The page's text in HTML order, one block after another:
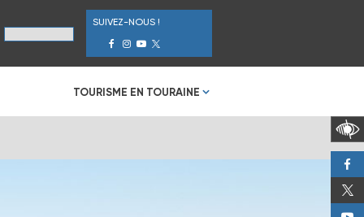
SUIVEZ-NOUS !
TOURISME EN TOURAINE